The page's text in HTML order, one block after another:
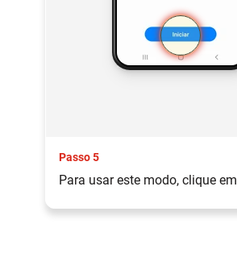
Passo 5
Para usar este modo, clique em